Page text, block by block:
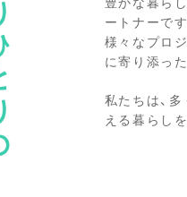
ートナーです
様々なプロ
に寄り添っ
私たちは、
える暮らし